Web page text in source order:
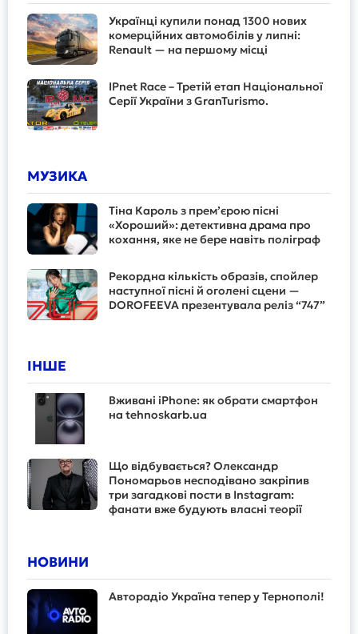
Українці купили понад 1300 нових
комерційних автомобілів у липні:
Renault — на першому місці
IPnet Race – Третій етап Національної
Серії України з GranTurismo.
МУЗИКА
Тіна Кароль з прем’єрою пісні
«Хороший»: детективна драма про
кохання, яке не бере навіть поліграф
Рекордна кількість образів, спойлер
наступної пісні й оголені сцени —
DOROFEEVA презентувала реліз “747”
ІНШЕ
Вживані iPhone: як обрати смартфон
на tehnoskarb.ua
Що відбувається? Олександр
Пономарьов несподівано закріпив
три загадкові пости в Instagram:
фанати вже будують власні теорії
НОВИНИ
Авторадіо Україна тепер у Тернополі!